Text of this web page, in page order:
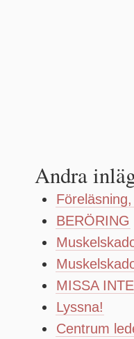
Andra
BERÖRING
MISSA
Lyssna!
Centrum